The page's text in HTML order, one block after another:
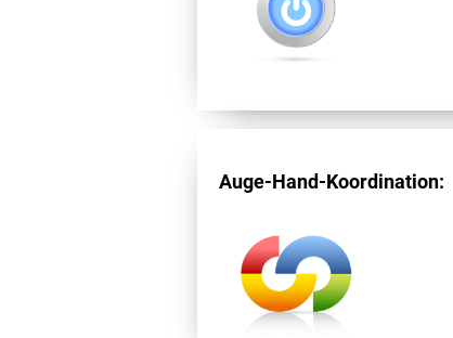
Auge-Hand-Koordination: